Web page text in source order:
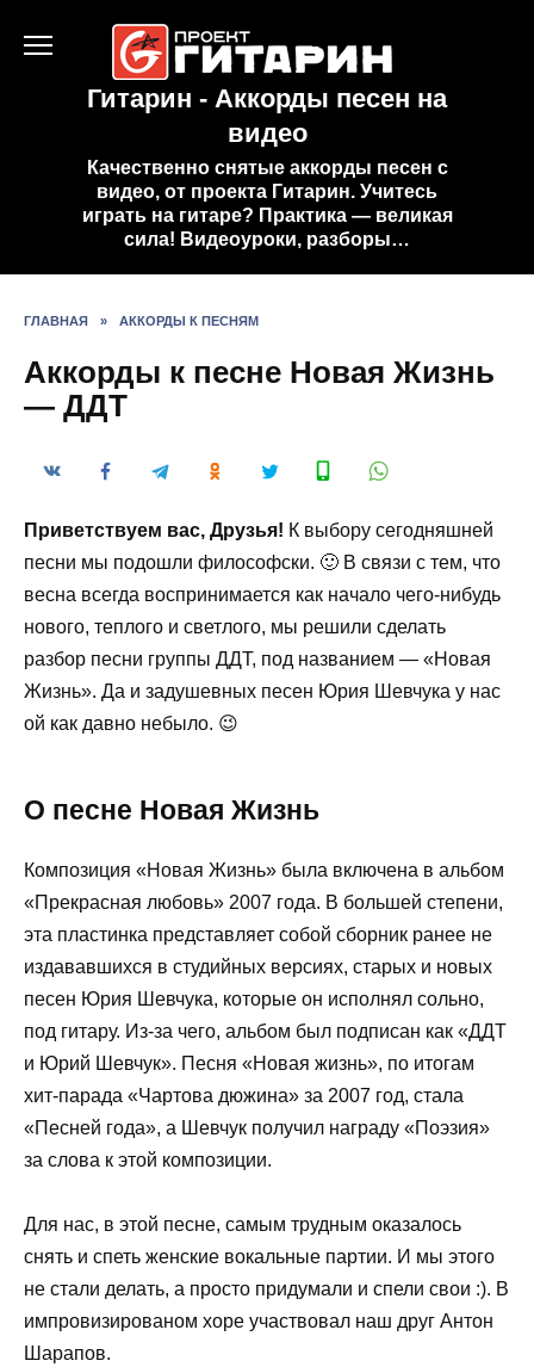
Гитарин - Аккорды песен на
видео
Качественно снятые аккорды песен с
видео, от проекта Гитарин. Учитесь
играть на гитаре? Практика — великая
сила! Видеоуроки, разборы…
ГЛАВНАЯ » АККОРДЫ К ПЕСНЯМ
Аккорды к песне Новая Жизнь
— ДДТ
Приветствуем вас, Друзья! К выбору сегодняшней
песни мы подошли философски. 🙂 В связи с тем, что
весна всегда воспринимается как начало чего-нибудь
нового, теплого и светлого, мы решили сделать
разбор песни группы ДДТ, под названием — «Новая
Жизнь». Да и задушевных песен Юрия Шевчука у нас
ой как давно небыло. 😉
О песне Новая Жизнь
Композиция «Новая Жизнь» была включена в альбом
«Прекрасная любовь» 2007 года. В большей степени,
эта пластинка представляет собой сборник ранее не
издававшихся в студийных версиях, старых и новых
песен Юрия Шевчука, которые он исполнял сольно,
под гитару. Из-за чего, альбом был подписан как «ДДТ
и Юрий Шевчук». Песня «Новая жизнь», по итогам
хит-парада «Чартова дюжина» за 2007 год, стала
«Песней года», а Шевчук получил награду «Поэзия»
за слова к этой композиции.
Для нас, в этой песне, самым трудным оказалось
снять и спеть женские вокальные партии. И мы этого
не стали делать, а просто придумали и спели свои :). В
импровизированом хоре участвовал наш друг Антон
Шарапов.